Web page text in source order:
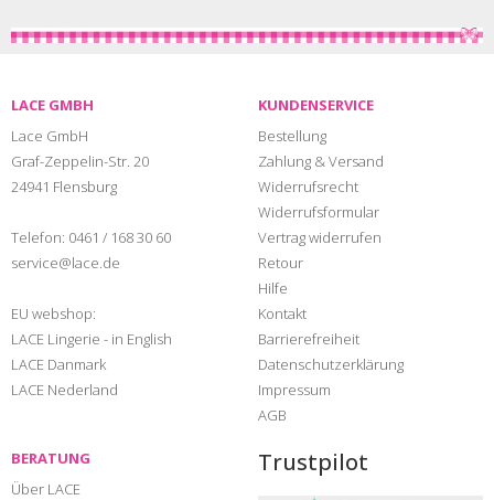
LACE GMBH
Lace GmbH
Graf-Zeppelin-Str. 20
24941 Flensburg
Telefon: 0461 / 168 30 60
service@lace.de
EU webshop:
LACE Lingerie - in English
LACE Danmark
LACE Nederland
KUNDENSERVICE
Bestellung
Zahlung & Versand
Widerrufsrecht
Widerrufsformular
Vertrag widerrufen
Retour
Hilfe
Kontakt
Barrierefreiheit
Datenschutzerklärung
Impressum
AGB
BERATUNG
Über LACE
Trustpilot